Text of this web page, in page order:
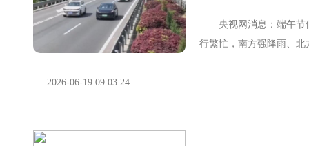
央视网消息：端午节假
行繁忙，南方强降雨、
2026-06-19 09:03:24